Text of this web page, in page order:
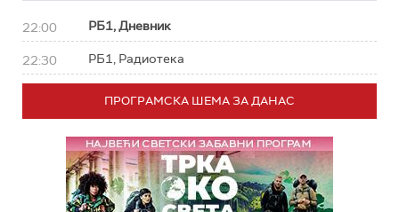
22:00 РБ1, Дневник
22:30 РБ1, Радиотека
ПРОГРАМСКА ШЕМА ЗА ДАНАС